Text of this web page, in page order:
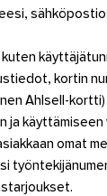
kuten
kortin
Ahlsell-
ja käyttämiseen
omat